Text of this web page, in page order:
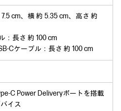
cm、横 約 5.35 cm、高さ 約
：長さ 約 100 cm
Cケーブル：長さ 約 100 cm
C Power Deliveryポートを搭載
イス